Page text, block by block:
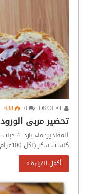
638
تحضير مربى الورود
كاسات سكر (لكل 100غرام من ورق الورد نحتاج…
أكمل القراءة »